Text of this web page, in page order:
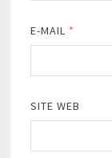
E-MAIL *
SITE WEB